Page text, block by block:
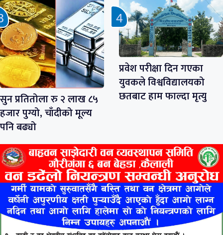
सुन प्रतितोला रु २ लाख ८५
हजार पुग्यो, चाँदीको मूल्य
पनि बढ्यो
प्रवेश परीक्षा दिन गएका
युवकले विश्वविद्यालयको
छतबाट हाम फाल्दा मृत्यु